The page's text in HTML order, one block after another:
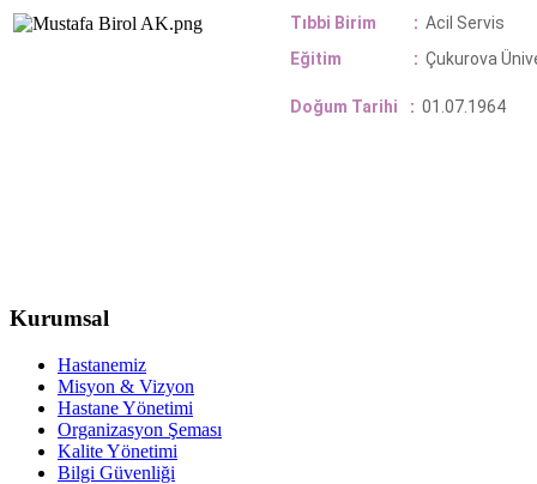
Tıbbi Birim
:
Eğitim
: Çukurova
Doğum Tarihi : 01.07.1964
Kurumsal
Hastanemiz
Misyon & Vizyon
Hastane Yönetimi
Organizasyon Şeması
Kalite Yönetimi
Bilgi Güvenliği